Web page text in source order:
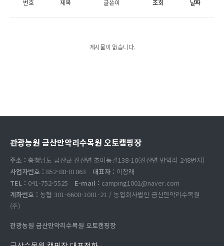
번호 제목 글쓴이 조회 날짜
게시물이 없습니다.
관광농원 금산만악리수목원 오토캠핑장
주소 : 충청남도 금산군 진산면 초미동길138-10(진산면 만악리 248번지)
사업자번호 : 852-88-01863 대표자 : 이창래
TEL : 041-752-5525 E-mail : camping1001@naver.com
계좌번호 : 농협 301-6600-1001-21 / 농업회사법인 금산만악리수목원
(주)
관광농원 금산만악리수목원 오토캠핑장